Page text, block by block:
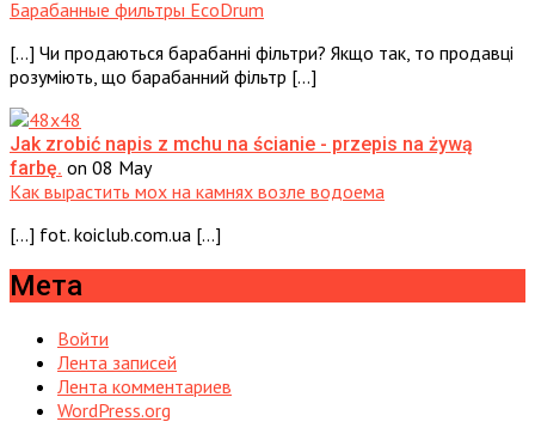
Барабанные фильтры EcoDrum
[…] Чи продаються барабанні фільтри? Якщо так, то продавці
розуміють, що барабанний фільтр […]
Jak zrobić napis z mchu na ścianie - przepis na żywą
farbę. on 08 May
Как вырастить мох на камнях возле водоема
[…] fot. koiclub.com.ua […]
Мета
Войти
Лента записей
Лента комментариев
WordPress.org